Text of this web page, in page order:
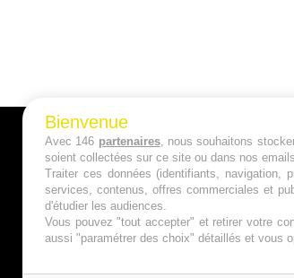
A PROPOS
Qui sommes nous
Mentions Légales
Bienvenue
Avec 146 partenaires, nous souhaitons
soient collectées sur ce site ou dans nos
Traiter ces données (identifiants, navigation,
services, contenus, offres commerciales et
d'étudier les audiences.
Vous pouvez "tout accepter" et retirer votre
aussi "paramétrer des choix" détaillés et vous